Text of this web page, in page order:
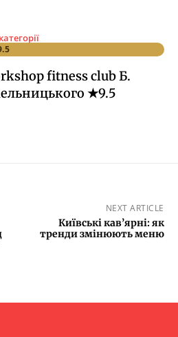
fitness club Б.
★9.5
NEXT ARTICLE
Київські кав’ярні: як
тренди змінюють меню